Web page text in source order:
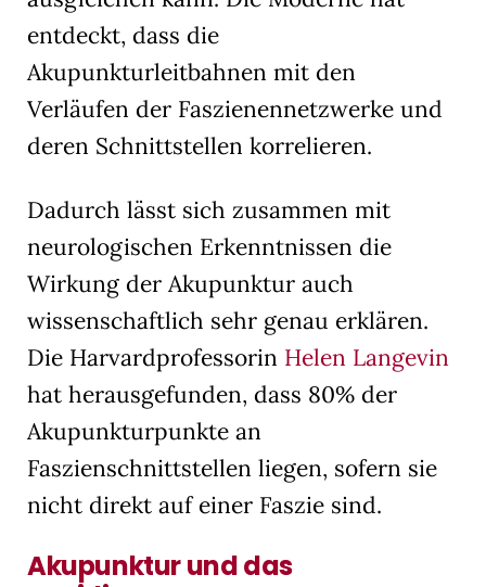
entdeckt, dass die
Akupunkturleitbahnen mit den
Verläufen der Faszienennetzwerke und
deren Schnittstellen korrelieren.
Dadurch lässt sich zusammen mit
neurologischen Erkenntnissen die
Wirkung der Akupunktur auch
wissenschaftlich sehr genau erklären.
Die Harvardprofessorin Helen Langevin
hat herausgefunden, dass 80% der
Akupunkturpunkte an
Faszienschnittstellen liegen, sofern sie
nicht direkt auf einer Faszie sind.
Akupunktur und das